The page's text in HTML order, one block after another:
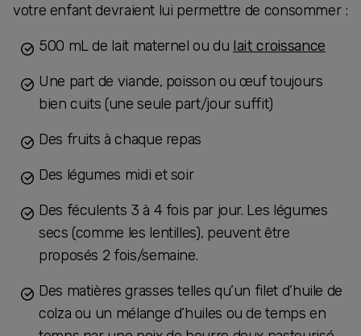
votre enfant devraient lui permettre de consommer :
500 mL de lait maternel ou du lait croissance
Une part de viande, poisson ou œuf toujours
bien cuits (une seule part/jour suffit)
Des fruits à chaque repas
Des légumes midi et soir
Des féculents 3 à 4 fois par jour. Les légumes
secs (comme les lentilles), peuvent être
proposés 2 fois/semaine.
Des matières grasses telles qu’un filet d’huile de
colza ou un mélange d’huiles ou de temps en